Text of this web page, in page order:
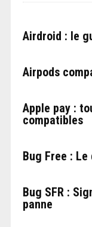
Airdroid : le
Airpods
Apple pay :
compatibles
Bug Free :
Bug SFR :
panne